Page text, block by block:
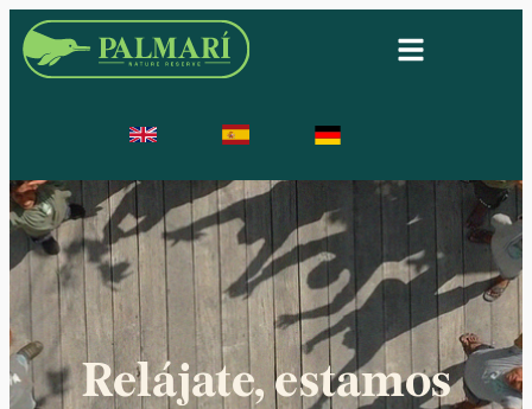
Relájate, estamos